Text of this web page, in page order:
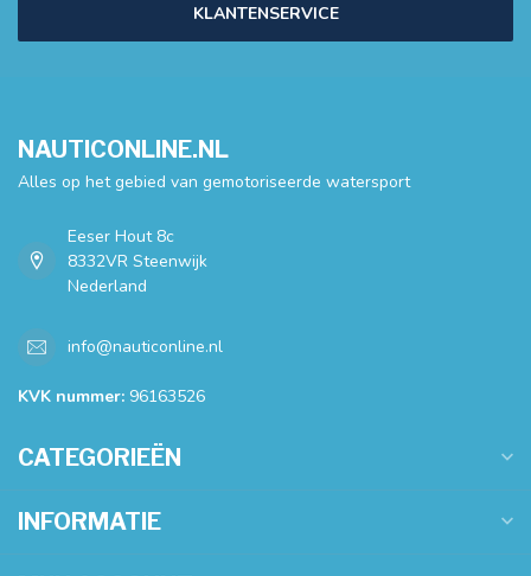
KLANTENSERVICE
NAUTICONLINE.NL
Alles op het gebied van gemotoriseerde watersport
Eeser Hout 8c
8332VR Steenwijk
Nederland
info@nauticonline.nl
KVK nummer: 96163526
CATEGORIEËN
INFORMATIE